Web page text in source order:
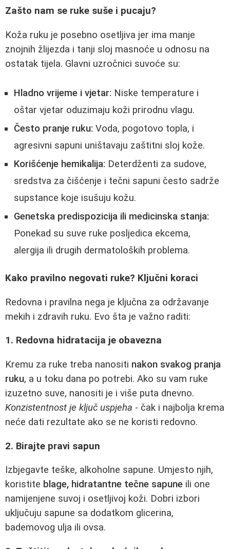
Zašto nam se ruke suše i pucaju?
Koža ruku je posebno osetljiva jer ima manje
znojnih žlijezda i tanji sloj masnoće u odnosu na
ostatak tijela. Glavni uzročnici suvoće su:
Hladno vrijeme i vjetar: Niske temperature i
oštar vjetar oduzimaju koži prirodnu vlagu.
Često pranje ruku: Voda, pogotovo topla, i
agresivni sapuni uništavaju zaštitni sloj kože.
Korišćenje hemikalija: Deterdženti za sudove,
sredstva za čišćenje i tečni sapuni često sadrže
supstance koje isušuju kožu.
Genetska predispozicija ili medicinska stanja:
Ponekad su suve ruke posljedica ekcema,
alergija ili drugih dermatoloških problema.
Kako pravilno negovati ruke? Ključni koraci
Redovna i pravilna nega je ključna za održavanje
mekih i zdravih ruku. Evo šta je važno raditi:
1. Redovna hidratacija je obavezna
Kremu za ruke treba nanositi nakon svakog pranja
ruku, a u toku dana po potrebi. Ako su vam ruke
izuzetno suve, nanositi je i više puta dnevno.
Konzistentnost je ključ uspjeha - čak i najbolja krema
neće dati rezultate ako se ne koristi redovno.
2. Birajte pravi sapun
Izbjegavte teške, alkoholne sapune. Umjesto njih,
koristite blage, hidratantne tečne sapune ili one
namijenjene suvoj i osetljivoj koži. Dobri izbori
uključuju sapune sa dodatkom glicerina,
bademovog ulja ili ovsa.